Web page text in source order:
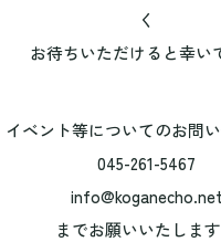
く
お待ちいただけると幸い
イベント等についてのお問
045-261-5467
info@koganecho.net
までお願いいたします